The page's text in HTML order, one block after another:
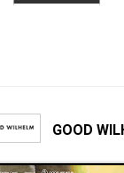
GOOD